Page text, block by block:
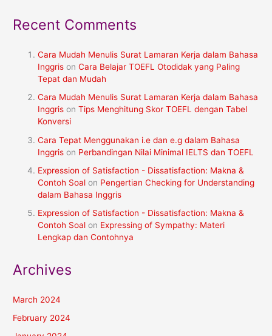
Recent Comments
Cara Mudah Menulis Surat Lamaran Kerja dalam Bahasa
Inggris onCara Belajar TOEFL Otodidak yang Paling
Tepat dan Mudah
Cara Mudah Menulis Surat Lamaran Kerja dalam Bahasa
Inggris onTips Menghitung Skor TOEFL dengan Tabel
Konversi
Cara Tepat Menggunakan i.e dan e.g dalam Bahasa
Inggris on Perbandingan Nilai Minimal IELTS dan TOEFL
Expression of Satisfaction - Dissatisfaction: Makna &
Contoh Soal on Pengertian Checking for Understanding
dalam Bahasa Inggris
Expression of Satisfaction - Dissatisfaction: Makna &
Contoh Soal on Expressing of Sympathy: Materi
Lengkap dan Contohnya
Archives
March 2024
February 2024